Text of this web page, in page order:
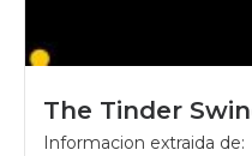
The Tinder
Informacion extraida